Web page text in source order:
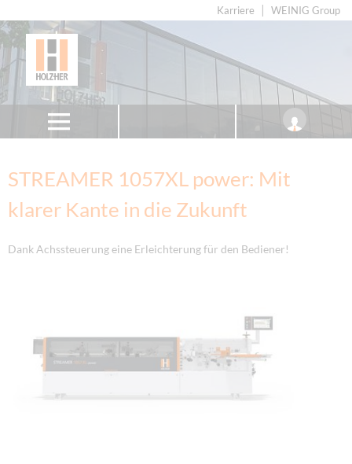
Karriere WEINIG Group
STREAMER 1057XL power: Mit
klarer Kante in die Zukunft
Dank Achssteuerung eine Erleichterung für den Bediener!